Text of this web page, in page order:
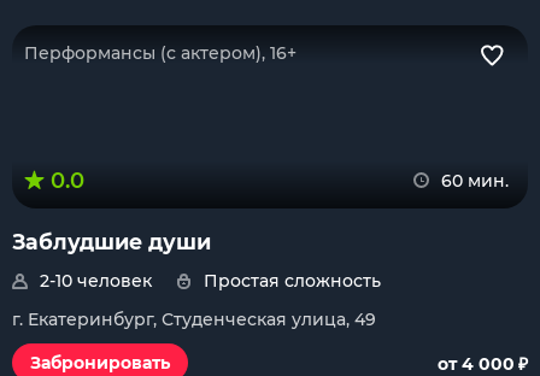
Перформансы (с актером), 16+
0.0 60 мин.
Заблудшие души
2-10 человек
Простая сложность
г. Екатеринбург, Студенческая улица, 49
Забронировать
от 4 000 ₽